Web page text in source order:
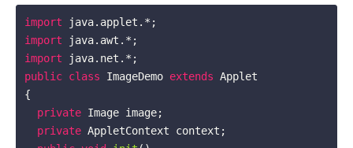
import
import
import
public class ImageDemo extends Applet
{
private Image image;
private AppletContext context;